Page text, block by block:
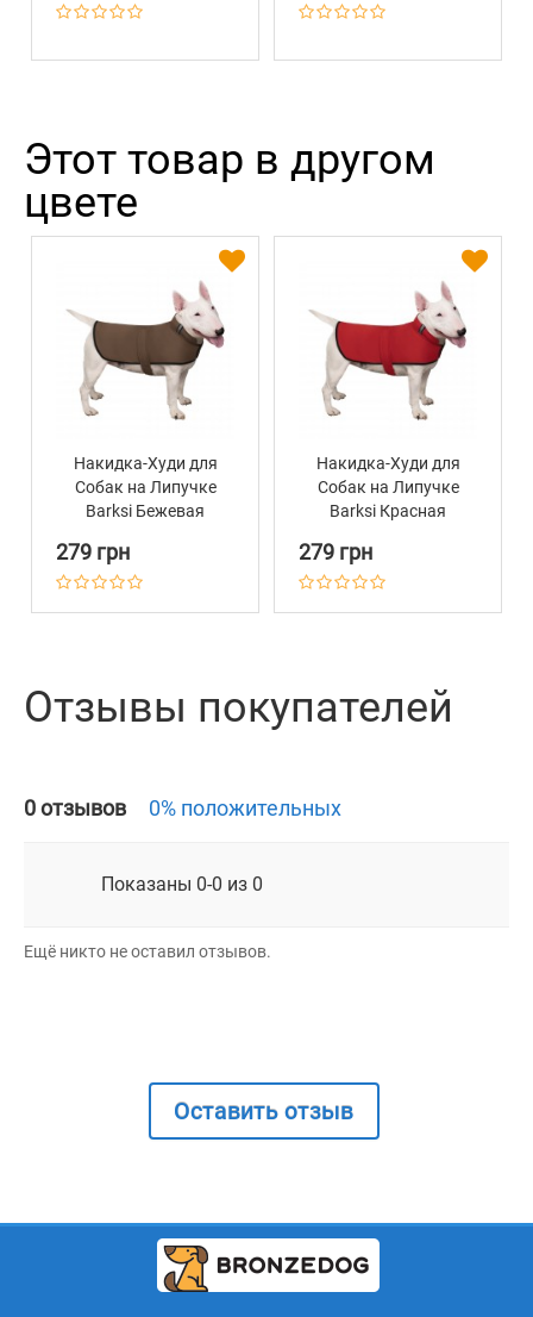
Этот товар в другом
цвете
Накидка-Худи для
Собак на Липучке
Barksi Бежевая
279 грн
Накидка-Худи для
Собак на Липучке
Barksi Красная
279 грн
Отзывы покупателей
0 отзывов 0% положительных
Показаны 0-0 из 0
Ещё никто не оставил отзывов.
Оставить отзыв